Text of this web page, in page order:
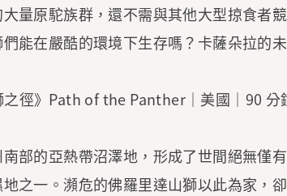
量原駝族群，還不需與其他大型掠食者
能在嚴酷的環境下生存嗎？卡薩朵拉的
徑》Path of the Panther｜美國｜90 分
部的亞熱帶沼澤地，形成了世間絕無僅
之一。瀕危的佛羅里達山獅以此為家，